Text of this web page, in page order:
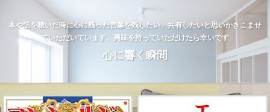
本や話を聴いた時に心に残った言葉を残したい、共有したいと思いかきこませ
ていただいています、興味を持っていただけたら幸いです
心に響く瞬間